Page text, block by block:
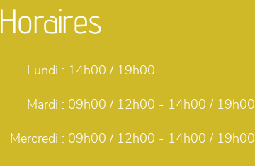
Horaires
Lundi : 14h00 / 19h00
Mardi : 09h00 / 12h00 - 14h00 / 19h00
Mercredi : 09h00 / 12h00 - 14h00 / 19h00